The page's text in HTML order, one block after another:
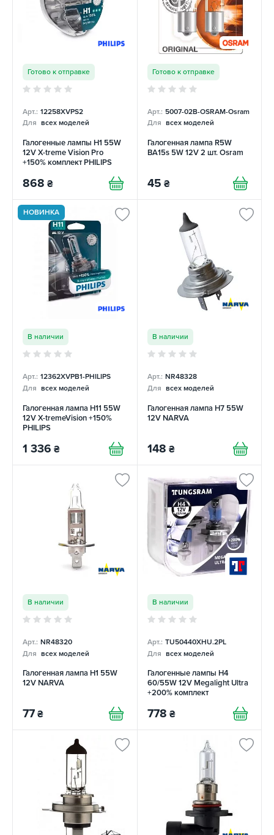
Готово к отправке
Арт.: 12258XVPS2
Для всех моделей
Галогенные лампы H1 55W
12V X-treme Vision Pro
+150% комплект PHILIPS
868 ₴
Готово к отправке
Арт.: 5007-02B-OSRAM-Osram
Для всех моделей
Галогенная лампа R5W
ВА15s 5W 12V 2 шт. Osram
45 ₴
НОВИНКА
В наличии
Арт.: 12362XVPB1-PHILIPS
Для всех моделей
Галогенная лампа H11 55W
12V X-tremeVision +150%
PHILIPS
1 336 ₴
В наличии
Арт.: NR48328
Для всех моделей
Галогенная лампа H7 55W
12V NARVA
148 ₴
В наличии
Арт.: NR48320
Для всех моделей
Галогенная лампа H1 55W
12V NARVA
77 ₴
В наличии
Арт.: TU50440XHU.2PL
Для всех моделей
Галогенные лампы H4
60/55W 12V Megalight Ultra
+200% комплект
778 ₴